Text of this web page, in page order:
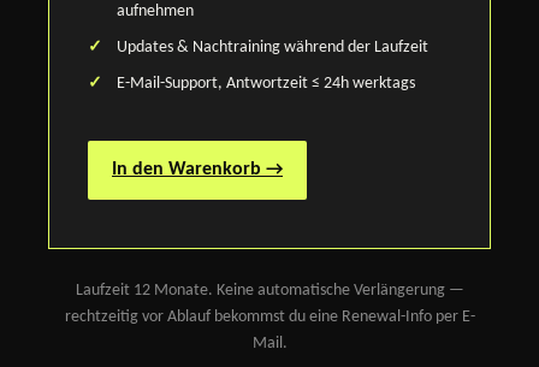
aufnehmen
Updates & Nachtraining während der Laufzeit
E-Mail-Support, Antwortzeit ≤ 24h werktags
In den Warenkorb →
Laufzeit 12 Monate. Keine automatische Verlängerung —
rechtzeitig vor Ablauf bekommst du eine Renewal-Info per E-
Mail.